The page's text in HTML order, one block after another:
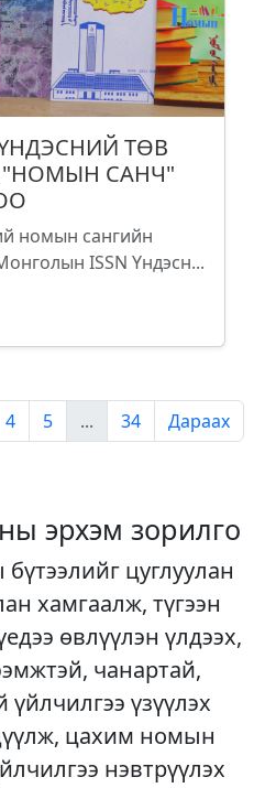
ТӨВ
"НОМЫН САНЧ"
номын сангийн
ISSN Үндэсн...
4 5 ... 34 Дараах
эрхэм зорилго
цуглуулан
хамгаалж, түгээн
өвлүүлэн үлдээх,
чанартай,
үйлчилгээ үзүүлэх
цахим номын
нэвтрүүлэх